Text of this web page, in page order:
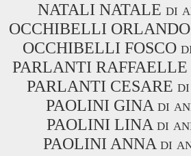
NATALI NATALE di
OCCHIBELLI
OCCHIBELLI FOSCO
PARLANTI RAFFAELLE
PARLANTI CESARE
PAOLINI GINA di
PAOLINI LINA di
PAOLINI ANNA di